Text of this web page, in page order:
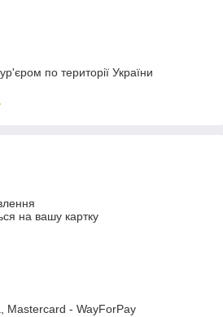
по території України
на вашу картку
Mastercard - WayForPay